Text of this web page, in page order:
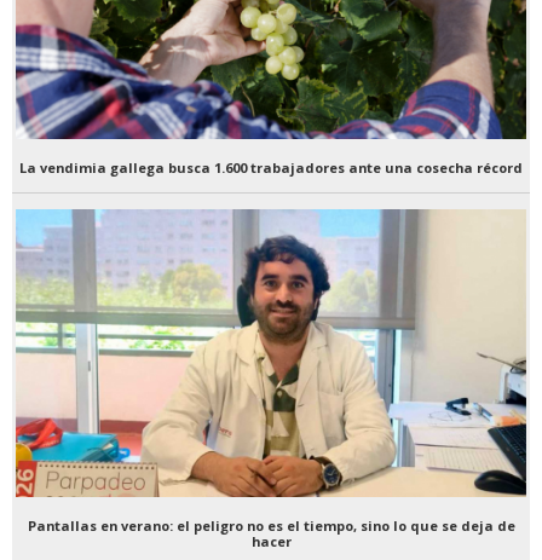
La vendimia gallega busca 1.600 trabajadores ante una cosecha récord
Pantallas en verano: el peligro no es el tiempo, sino lo que se deja de
hacer